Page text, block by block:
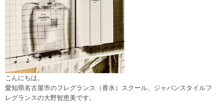
こんにちは。
愛知県名古屋市のフレグランス（香水）スクール、ジャパンスタイルフ
レグランスの大野智恵美です。